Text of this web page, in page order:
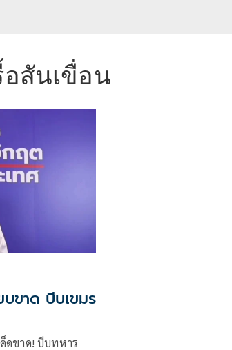
อสันเขื่อน
ขาด บีบเขมร
ดขาด! บีบทหาร